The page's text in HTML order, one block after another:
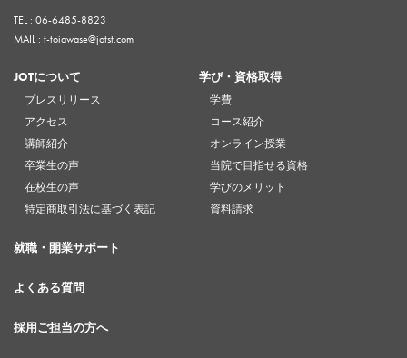
TEL : 06-6485-8823
MAIL : t-toiawase@jotst.com
JOTについて
プレスリリース
アクセス
講師紹介
卒業生の声
在校生の声
特定商取引法に基づく表記
学び・資格取得
学費
コース紹介
オンライン授業
当院で目指せる資格
学びのメリット
資料請求
就職・開業サポート
よくある質問
採用ご担当の方へ